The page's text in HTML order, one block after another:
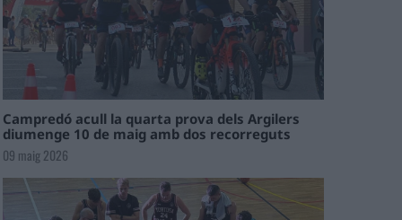
Campredó acull la quarta prova dels Argilers
diumenge 10 de maig amb dos recorreguts
09 maig 2026